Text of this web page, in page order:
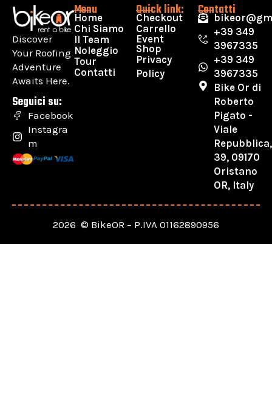
Discover
Your Roofing
Adventure
Awaits Here.
Seguici su:
Facebook
Instagra
m
Menu
Home
Chi Siamo
Il Team
Noleggio
Tour
Contatti
Quick link:
Checkout
Carrello
Event
Shop
Privacy
Policy
Contatti
+39 349
3967335
+39 349
3967335
Bike Or di
Roberto
Pigato -
Viale
Repubblica,
39, 09170
Oristano
OR, Italy
2026 © BikeOR – P.IVA 01162890956